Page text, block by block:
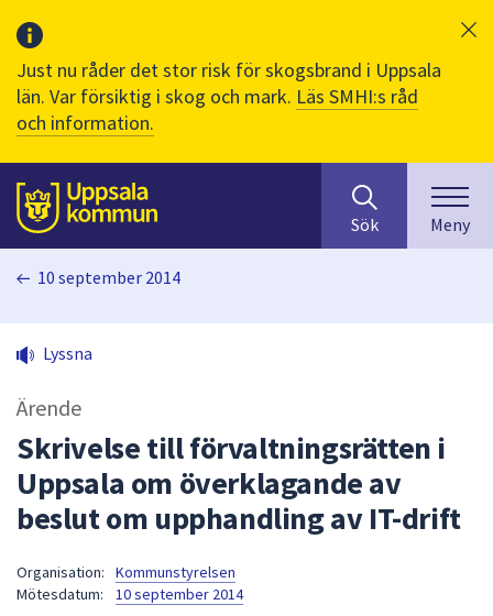
Just nu råder det stor risk för skogsbrand i Uppsala
län. Var försiktig i skog och mark. Läs SMHI:s råd
och information.
Till sidans
huvudinnehåll
efter
innehåll
på
sökfältet
kommer
sökförslag
att
Sök Meny
10 september 2014
Lyssna
Ärende
Skrivelse till förvaltningsrätten i
Uppsala om överklagande av
beslut om upphandling av IT-drift
Organisation:
Kommunstyrelsen
Mötesdatum:
10 september 2014